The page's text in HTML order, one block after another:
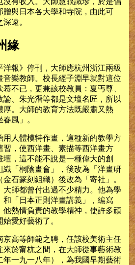
贈與日本各大學和寺院，由此可
遠。
緣
報》停刊，大師應杭州浙江兩級
音樂教師。校長經子淵早就對這位
不已，更兼該校教員：夏丐尊、
、朱光潛等都是文壇名匠，所以
厚。大師的教育方法既嚴肅又熱
風」。
用人體模特作畫，這種新的教學方
習，使西洋畫、素描等西洋畫方
，這不能不說是一種偉大的創
織「桐陰畫會」，後改為「洋畫研
石篆刻組織）後改為「寄社」。
大師都曾付出過不少精力。他為學
和「日本正則洋畫講義」，編寫
他熱情負責的教學精神，使許多頑
愛好藝術了。
京高等師範之聘，任該校美術主任
來於甯杭之間，在大師從事藝術教
年一九一八年），為我國早期藝術